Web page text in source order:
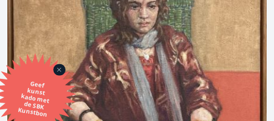
Geef
kunst
kado met
de SBK
Kunstbon